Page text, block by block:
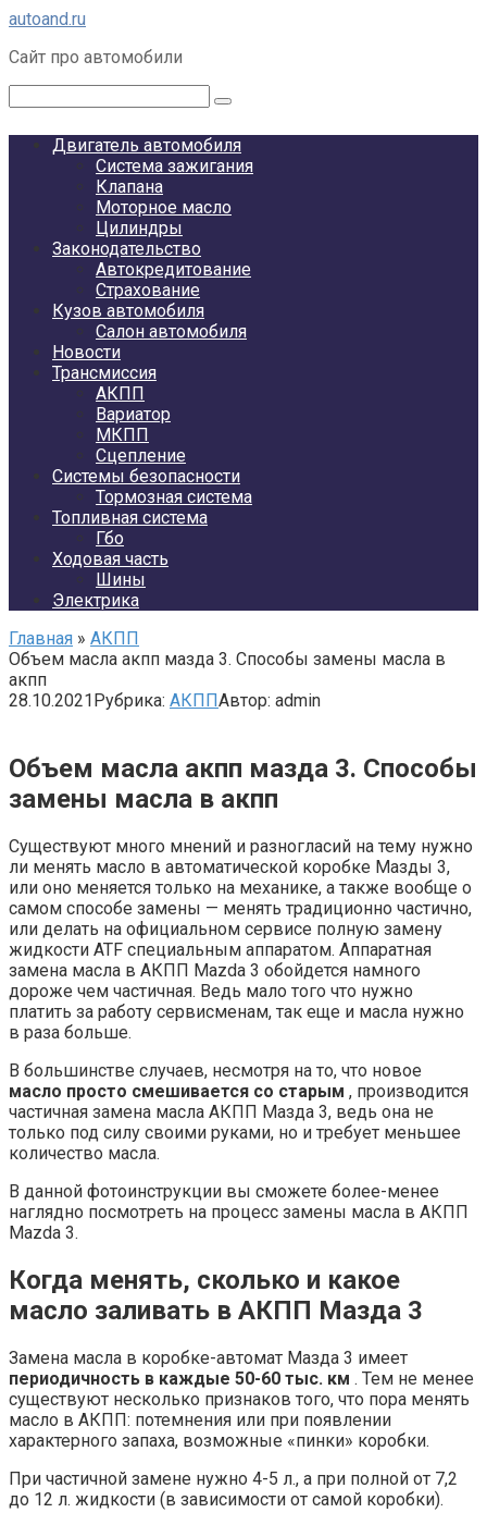
Перейти
контенту
autoand.ru
Сайт про автомобили
Двигатель автомобиля
Система зажигания
Клапана
Моторное масло
Цилиндры
Законодательство
Автокредитование
Страхование
Кузов автомобиля
Салон автомобиля
Новости
Трансмиссия
АКПП
Вариатор
МКПП
Сцепление
Системы безопасности
Тормозная система
Топливная система
Гбо
Ходовая часть
Шины
Электрика
Главная » АКПП
Объем масла акпп мазда 3. Способы замены масла в
акпп
28.10.2021Рубрика: АКППАвтор: admin
Объем масла акпп мазда 3. Способы
замены масла в акпп
Существуют много мнений и разногласий на тему нужно
ли менять масло в автоматической коробке Мазды 3,
или оно меняется только на механике, а также вообще о
самом способе замены — менять традиционно частично,
или делать на официальном сервисе полную замену
жидкости ATF специальным аппаратом. Аппаратная
замена масла в АКПП Mazda 3 обойдется намного
дороже чем частичная. Ведь мало того что нужно
платить за работу сервисменам, так еще и масла нужно
в раза больше.
В большинстве случаев, несмотря на то, что новое
масло просто смешивается со старым , производится
частичная замена масла АКПП Мазда 3, ведь она не
только под силу своими руками, но и требует меньшее
количество масла.
В данной фотоинструкции вы сможете более-менее
наглядно посмотреть на процесс замены масла в АКПП
Mazda 3.
Когда менять, сколько и какое
масло заливать в АКПП Мазда 3
Замена масла в коробке-автомат Мазда 3 имеет
периодичность в каждые 50-60 тыс. км . Тем не менее
существуют несколько признаков того, что пора менять
масло в АКПП: потемнения или при появлении
характерного запаха, возможные «пинки» коробки.
При частичной замене нужно 4-5 л., а при полной от 7,2
до 12 л. жидкости (в зависимости от самой коробки).